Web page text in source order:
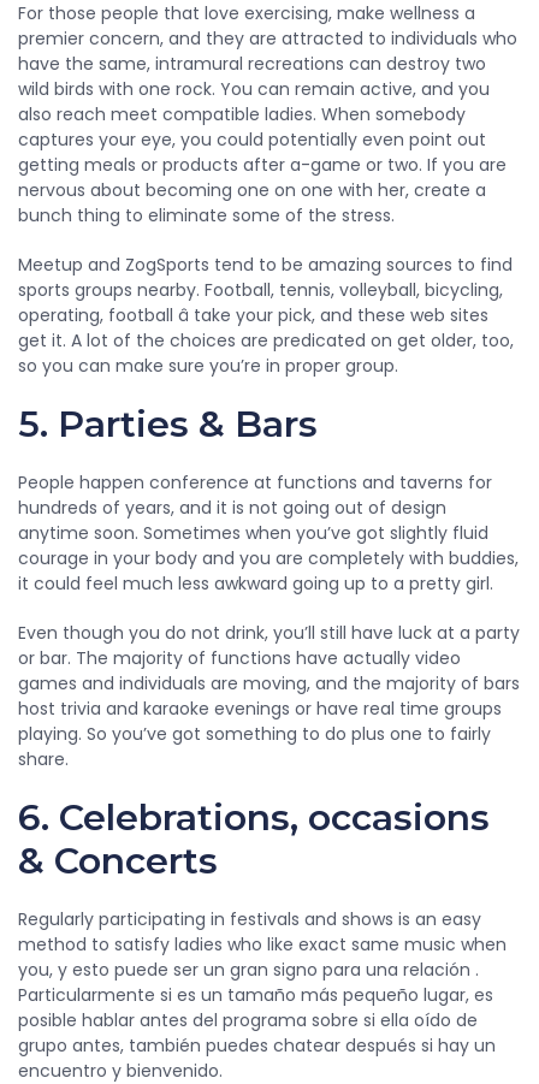
For those people that love exercising, make wellness a
premier concern, and they are attracted to individuals who
have the same, intramural recreations can destroy two
wild birds with one rock. You can remain active, and you
also reach meet compatible ladies. When somebody
captures your eye, you could potentially even point out
getting meals or products after a-game or two. If you are
nervous about becoming one on one with her, create a
bunch thing to eliminate some of the stress.
Meetup and ZogSports tend to be amazing sources to find
sports groups nearby. Football, tennis, volleyball, bicycling,
operating, football â take your pick, and these web sites
get it. A lot of the choices are predicated on get older, too,
so you can make sure you’re in proper group.
5. Parties & Bars
People happen conference at functions and taverns for
hundreds of years, and it is not going out of design
anytime soon. Sometimes when you’ve got slightly fluid
courage in your body and you are completely with buddies,
it could feel much less awkward going up to a pretty girl.
Even though you do not drink, you’ll still have luck at a party
or bar. The majority of functions have actually video
games and individuals are moving, and the majority of bars
host trivia and karaoke evenings or have real time groups
playing. So you’ve got something to do plus one to fairly
share.
6. Celebrations, occasions
& Concerts
Regularly participating in festivals and shows is an easy
method to satisfy ladies who like exact same music when
you, y esto puede ser un gran signo para una relación .
Particularmente si es un tamaño más pequeño lugar, es
posible hablar antes del programa sobre si ella oído de
grupo antes, también puedes chatear después si hay un
encuentro y bienvenido.